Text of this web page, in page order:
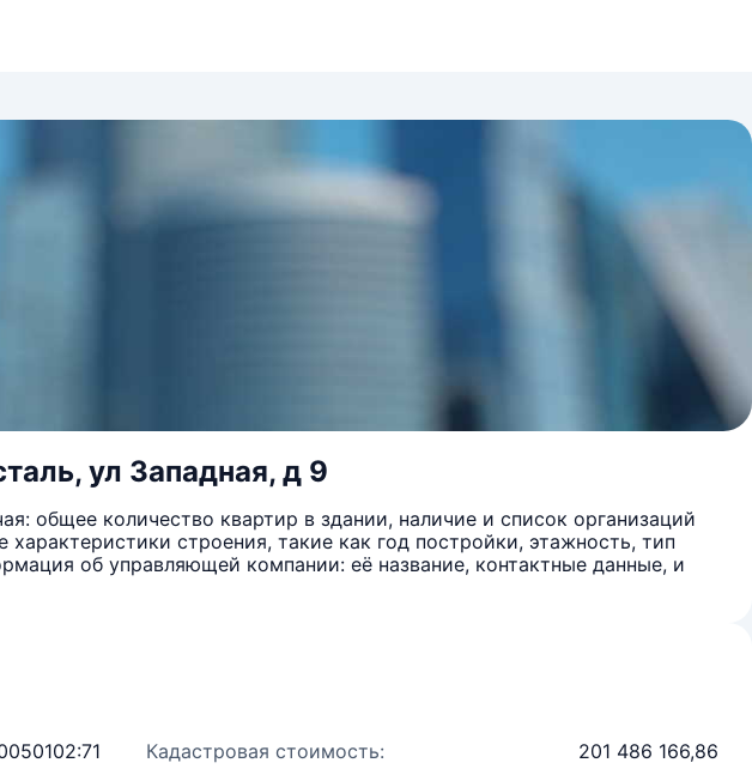
ул Западная, д 9
общее количество квартир в здании, наличие и список организаций
строения, такие как год постройки, этажность, тип
об управляющей компании: её название, контактные данные, и
Кадастровая стоимость: 201 486 166,86